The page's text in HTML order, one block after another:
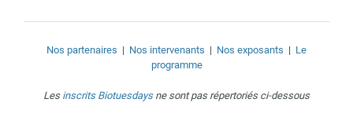
Nos partenaires | Nos intervenants | Nos exposants | Le
programme
Lesinscrits Biotuesdaysne sont pas répertoriés ci-dessous